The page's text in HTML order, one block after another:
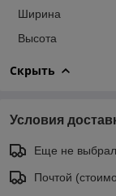
Ширина
Высота
Скрыть
Условия
Еще не выбрал
Почтой